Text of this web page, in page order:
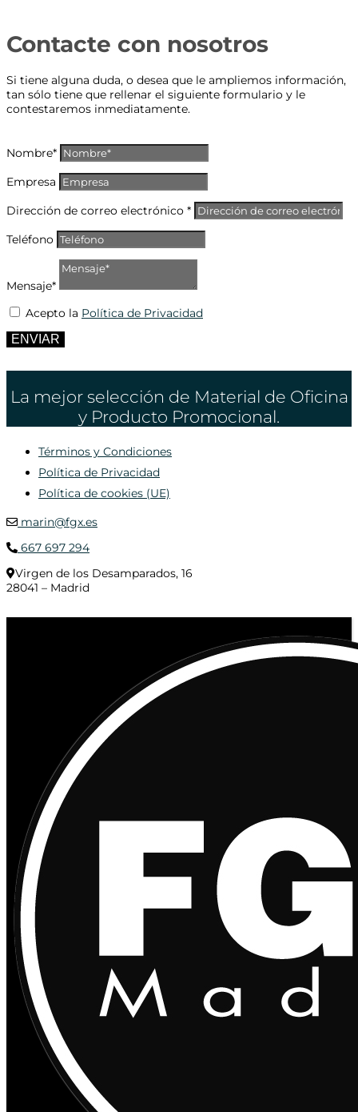
Contacte con nosotros
Si tiene alguna duda, o desea que le ampliemos información,
tan sólo tiene que rellenar el siguiente formulario y le
contestaremos inmediatamente.
Nombre*
Empresa
Dirección de correo electrónico *
Teléfono
Mensaje*
Acepto la Política de Privacidad
ENVIAR
La mejor selección de Material de Oficina
y Producto Promocional.
Términos y Condiciones
Política de Privacidad
Política de cookies (UE)
marin@fgx.es
667 697 294
Virgen de los Desamparados, 16
28041 – Madrid